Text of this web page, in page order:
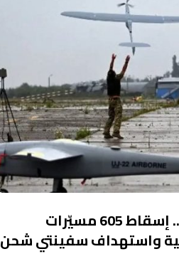
روسيا.. إسقاط 605 مسيّرات
واستهداف سفينتي شحن